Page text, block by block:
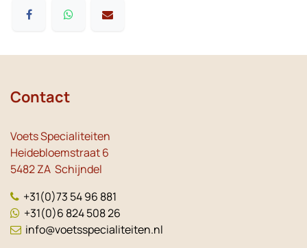
Contact
Voets Specialiteiten
Heidebloemstraat 6
5482 ZA Schijndel
+31(0)73 54 96 881
+31(0)6 824 508 26
info@voetsspecialiteiten.nl